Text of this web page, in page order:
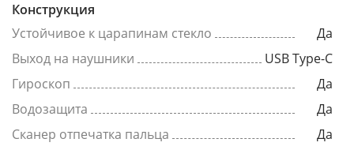
Конструкция
Устойчивое к царапинам стекло
Да
Выход на наушники
USB Type-C
Гироскоп
Да
Водозащита
Да
Сканер отпечатка пальца
Да